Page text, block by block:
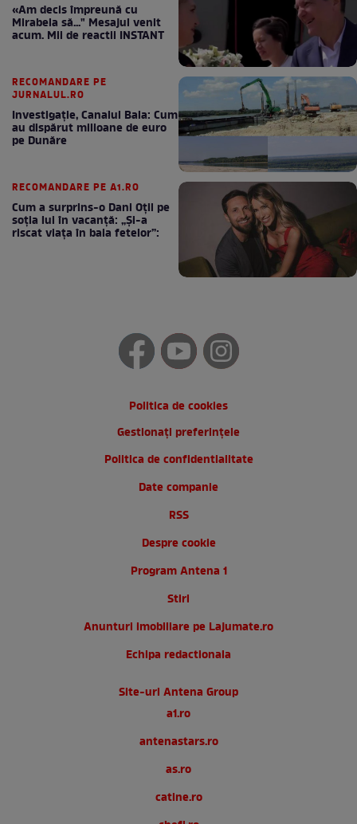
«Am decis împreună cu
Mirabela să..." Mesajul venit
acum. Mii de reactii INSTANT
RECOMANDARE PE
JURNALUL.RO
Investigație, Canalul Bala: Cum
au dispărut milioane de euro
pe Dunăre
RECOMANDARE PE A1.RO
Cum a surprins-o Dani Oțil pe
soția lui în vacanță: „Și-a
riscat viața în baia fetelor”:
Politica de cookies
Gestionați preferințele
Politica de confidentialitate
Date companie
RSS
Despre cookie
Program Antena 1
Stiri
Anunturi imobiliare pe Lajumate.ro
Echipa redactionala
Site-uri Antena Group
a1.ro
antenastars.ro
as.ro
catine.ro